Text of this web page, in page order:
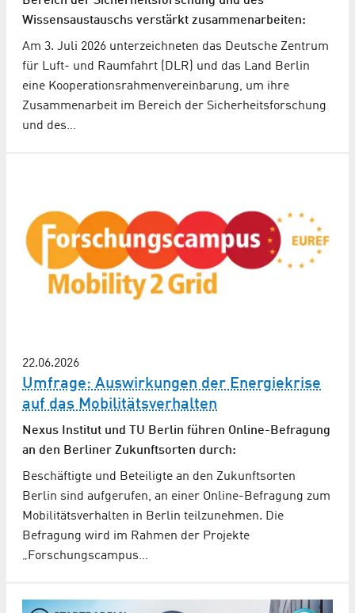
Wissensaustauschs verstärkt zusammenarbeiten:
Am 3. Juli 2026 unterzeichneten das Deutsche Zentrum
für Luft- und Raumfahrt (DLR) und das Land Berlin
eine Kooperationsrahmenvereinbarung, um ihre
Zusammenarbeit im Bereich der Sicherheitsforschung
und des…
22.06.2026
Umfrage: Auswirkungen der Energiekrise
auf das Mobilitätsverhalten
Nexus Institut und TU Berlin führen Online-Befragung
an den Berliner Zukunftsorten durch:
Beschäftigte und Beteiligte an den Zukunftsorten
Berlin sind aufgerufen, an einer Online-Befragung zum
Mobilitätsverhalten in Berlin teilzunehmen. Die
Befragung wird im Rahmen der Projekte
„Forschungscampus…